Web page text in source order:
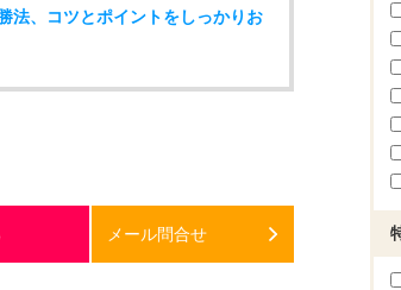
、コツとポイントをしっかりお
メール問合せ